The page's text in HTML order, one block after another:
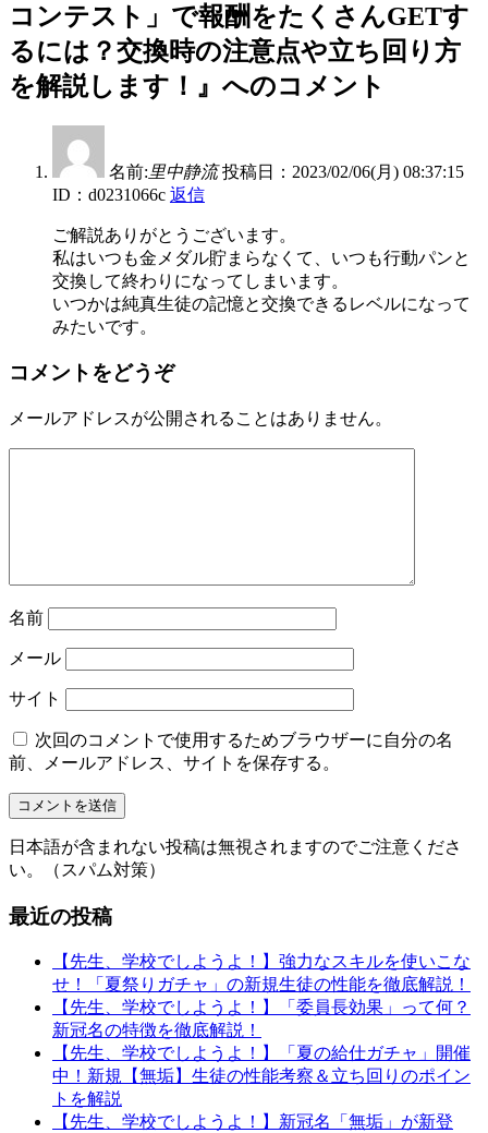
コンテスト」で報酬をたくさんGETす
るには？交換時の注意点や立ち回り方
を解説します！』へのコメント
名前:里中静流 投稿日：2023/02/06(月) 08:37:15
ID：d0231066c 返信
ご解説ありがとうございます。
私はいつも金メダル貯まらなくて、いつも行動パンと
交換して終わりになってしまいます。
いつかは純真生徒の記憶と交換できるレベルになって
みたいです。
コメントをどうぞ
メールアドレスが公開されることはありません。
名前
メール
サイト
次回のコメントで使用するためブラウザーに自分の名
前、メールアドレス、サイトを保存する。
日本語が含まれない投稿は無視されますのでご注意くださ
い。（スパム対策）
最近の投稿
【先生、学校でしようよ！】強力なスキルを使いこな
せ！「夏祭りガチャ」の新規生徒の性能を徹底解説！
【先生、学校でしようよ！】「委員長効果」って何？
新冠名の特徴を徹底解説！
【先生、学校でしようよ！】「夏の給仕ガチャ」開催
中！新規【無垢】生徒の性能考察＆立ち回りのポイン
トを解説
【先生、学校でしようよ！】新冠名「無垢」が新登